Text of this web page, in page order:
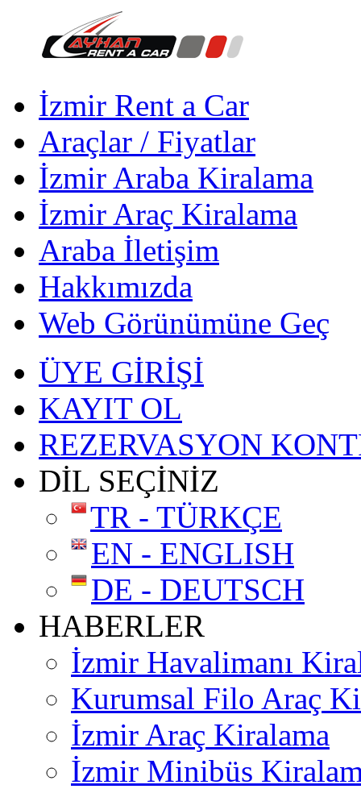
İzmir Rent a Car
Araçlar / Fiyatlar
İzmir Araba Kiralama
İzmir Araç Kiralama
Araba İletişim
Hakkımızda
Web Görünümüne Geç
ÜYE GİRİŞİ
KAYIT OL
REZERVASYON
DİL SEÇİNİZ
TR - TÜRKÇE
EN - ENGLISH
DE - DEUTSCH
HABERLER
İzmir Havalimanı
Kurumsal Filo Araç
İzmir Araç Kiralama
İzmir Minibüs